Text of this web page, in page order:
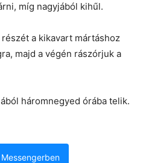
míg nagyjából kihűl.
a kikavart mártáshoz
majd a végén rászórjuk a
háromnegyed órába telik.